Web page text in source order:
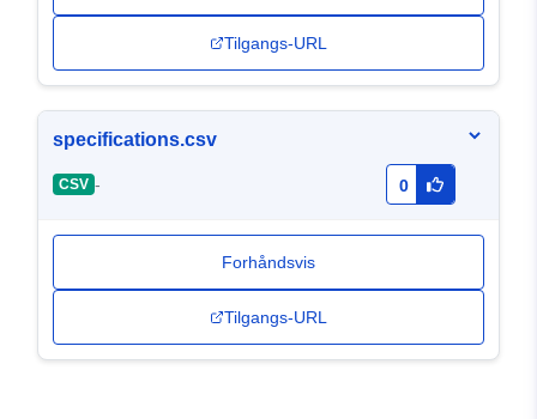
Tilgangs-URL
specifications.csv
CSV - 0
Forhåndsvis
Tilgangs-URL